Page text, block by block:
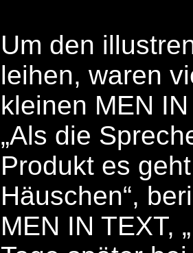
Um den
leihen, waren
kleinen MEN
„Als die
Produkt es
Häuschen“,
MEN IN TEXT,